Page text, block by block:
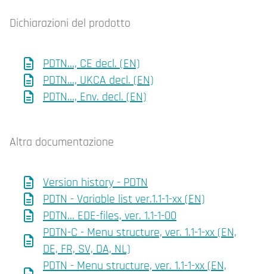
Dichiarazioni del prodotto
PDTN..., CE decl. (EN)
PDTN..., UKCA decl. (EN)
PDTN..., Env. decl. (EN)
Altra documentazione
Version history - PDTN
PDTN - Variable list ver.1.1-1-xx (EN)
PDTN... EDE-files, ver. 1.1-1-00
PDTN-C - Menu structure, ver. 1.1-1-xx (EN,
DE, FR, SV, DA, NL)
PDTN - Menu structure, ver. 1.1-1-xx (EN,